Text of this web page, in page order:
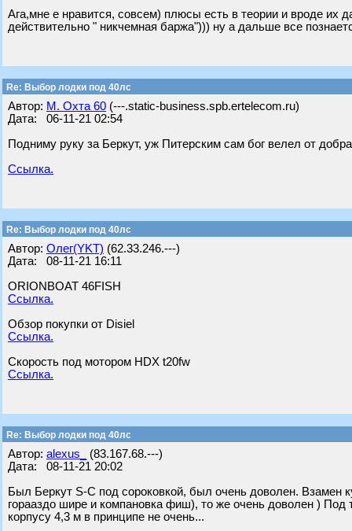
Ага,мне е нравится, совсем) плюсы есть в теории и вроде их
действительно " никчемная баржа"))) ну а дальше все
Re: Выбор лодки под 40лс
Автор: М. Охта 60 (---.static-business.spb.ertelecom.ru)
Дата: 06-11-21 02:54
Подниму руку за Беркут, уж Питерским сам бог велел от
Ссылка.
Re: Выбор лодки под 40лс
Автор: Олег(YKT) (62.33.246.---)
Дата: 08-11-21 16:11
ORIONBOAT 46FISH
Ссылка.
Обзор покупки от Disiel
Ссылка.
Скорость под мотором HDX t20fw
Ссылка.
Re: Выбор лодки под 40лс
Автор: alexus_
(83.167.68.---)
Дата: 08-11-21 20:02
Был Беркут S-C под сороковкой, был очень доволен. Взамен
горааздо шире и компановка фиш), то же очень доволен ) Под
корпусу 4,3 м в принципе не очень...